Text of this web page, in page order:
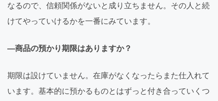
なるので、信頼関係がないと成り立ちません。その人と続
けてやっていけるかを一番にみています。
―商品の預かり期限はありますか？
期限は設けていません。在庫がなくなったらまた仕入れて
います。基本的に預かるものとはずっと付き合っていくつ